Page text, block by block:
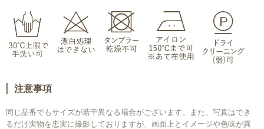
注意事項
同じ品番でもサイズが若干異なる場合がございます。また、写真はでき
るだけ実物を忠実に撮影しておりますが、画面上とイメージや色味が異